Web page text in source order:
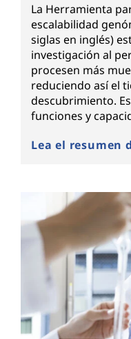
La Herramienta
escalabilidad
siglas en inglés)
investigación al
procesen más
reduciendo así el
descubrimiento.
funciones y
Lea el resumen